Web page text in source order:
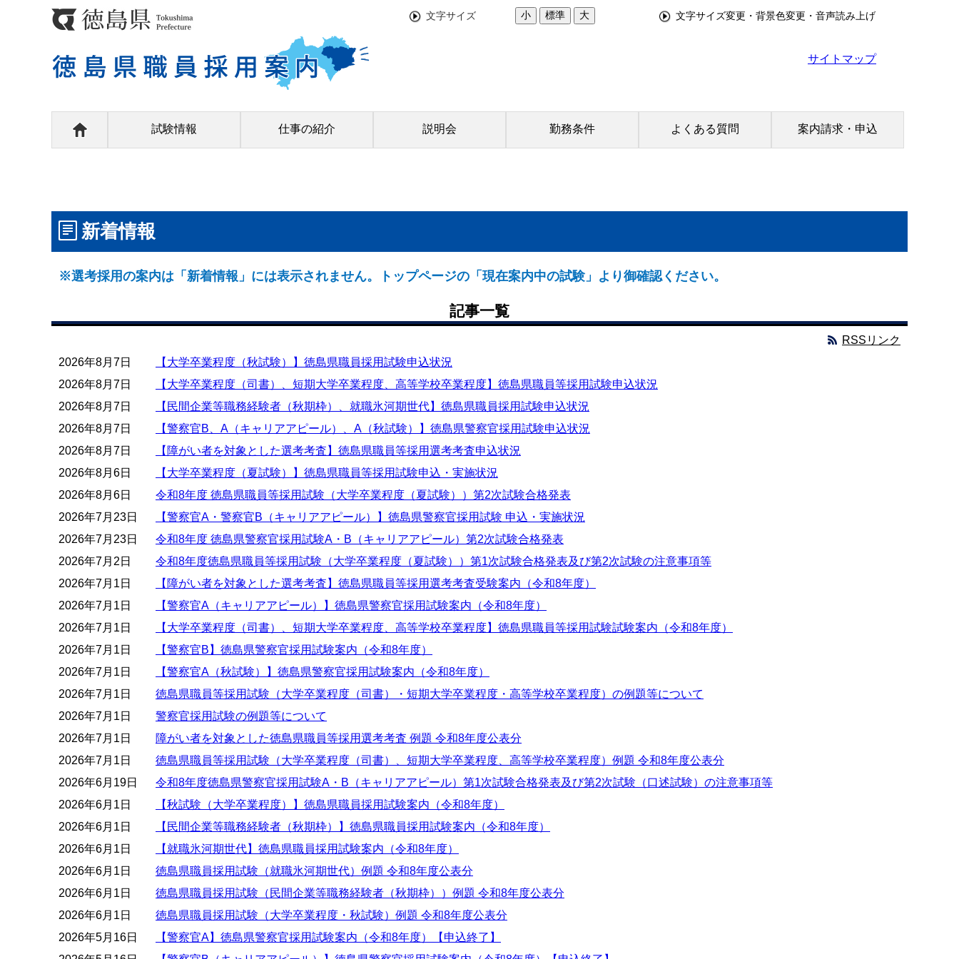
文字サイズ 小 標準 大 文字サイズ変更・背景色変更・音声読み上げ
サイトマップ
試験情報 仕事の紹介 説明会 勤務条件 よくある質問 案内請求・申込
新着情報
※選考採用の案内は「新着情報」には表示されません。トップページの「現在案内中の試験」より御確認ください。
記事一覧
RSSリンク
2026年8月7日
【大学卒業程度（秋試験）】徳島県職員採用試験申込状況
2026年8月7日
【大学卒業程度（司書）、短期大学卒業程度、高等学校卒業程度】徳島県職員等採用試験申込状況
2026年8月7日
【民間企業等職務経験者（秋期枠）、就職氷河期世代】徳島県職員採用試験申込状況
2026年8月7日
【警察官B、A（キャリアアピール）、A（秋試験）】徳島県警察官採用試験申込状況
2026年8月7日
【障がい者を対象とした選考考査】徳島県職員等採用選考考査申込状況
2026年8月6日
【大学卒業程度（夏試験）】徳島県職員等採用試験申込・実施状況
2026年8月6日
令和8年度 徳島県職員等採用試験（大学卒業程度（夏試験））第2次試験合格発表
2026年7月23日
【警察官A・警察官B（キャリアアピール）】徳島県警察官採用試験 申込・実施状況
2026年7月23日
令和8年度 徳島県警察官採用試験A・B（キャリアアピール）第2次試験合格発表
2026年7月2日
令和8年度徳島県職員等採用試験（大学卒業程度（夏試験））第1次試験合格発表及び第2次試験の注意事項等
2026年7月1日
【障がい者を対象とした選考考査】徳島県職員等採用選考考査受験案内（令和8年度）
2026年7月1日
【警察官A（キャリアアピール）】徳島県警察官採用試験案内（令和8年度）
2026年7月1日
【大学卒業程度（司書）、短期大学卒業程度、高等学校卒業程度】徳島県職員等採用試験試験案内（令和8年度）
2026年7月1日
【警察官B】徳島県警察官採用試験案内（令和8年度）
2026年7月1日
【警察官A（秋試験）】徳島県警察官採用試験案内（令和8年度）
2026年7月1日
徳島県職員等採用試験（大学卒業程度（司書）・短期大学卒業程度・高等学校卒業程度）の例題等について
2026年7月1日
警察官採用試験の例題等について
2026年7月1日
障がい者を対象とした徳島県職員等採用選考考査 例題 令和8年度公表分
2026年7月1日
徳島県職員等採用試験（大学卒業程度（司書）、短期大学卒業程度、高等学校卒業程度）例題 令和8年度公表分
2026年6月19日
令和8年度徳島県警察官採用試験A・B（キャリアアピール）第1次試験合格発表及び第2次試験（口述試験）の注意事項等
2026年6月1日
【秋試験（大学卒業程度）】徳島県職員採用試験案内（令和8年度）
2026年6月1日
【民間企業等職務経験者（秋期枠）】徳島県職員採用試験案内（令和8年度）
2026年6月1日
【就職氷河期世代】徳島県職員採用試験案内（令和8年度）
2026年6月1日
徳島県職員採用試験（就職氷河期世代）例題 令和8年度公表分
2026年6月1日
徳島県職員採用試験（民間企業等職務経験者（秋期枠））例題 令和8年度公表分
2026年6月1日
徳島県職員採用試験（大学卒業程度・秋試験）例題 令和8年度公表分
2026年5月16日
【警察官A】徳島県警察官採用試験案内（令和8年度）【申込終了】